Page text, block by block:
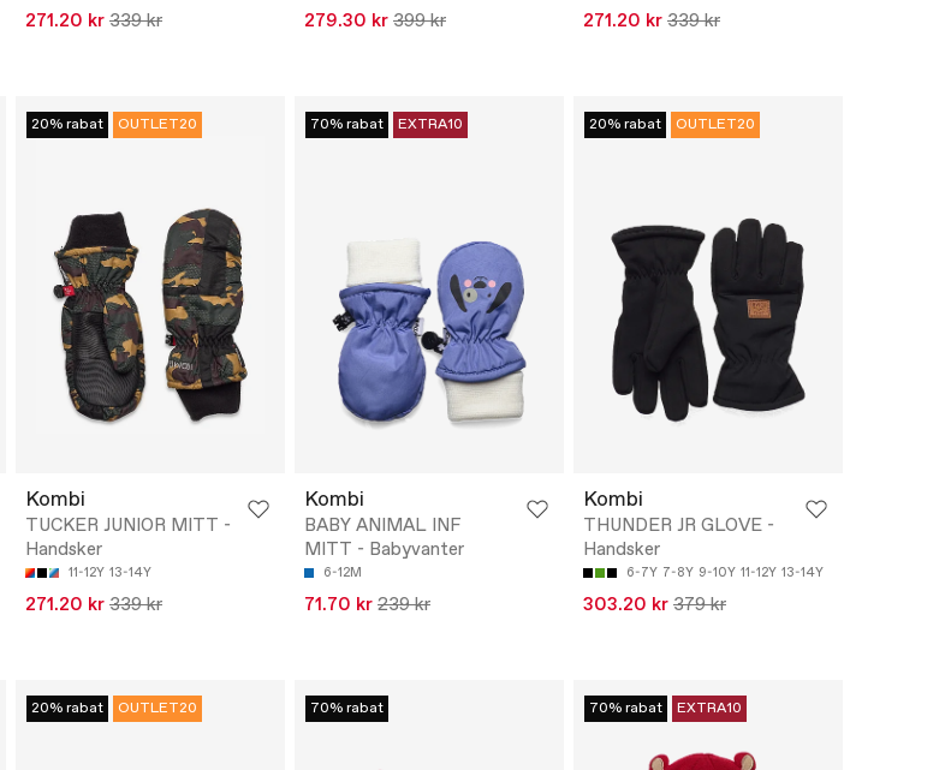
271.20 kr 339 kr 279.30 kr 399 kr 271.20 kr 339 kr
20% rabat OUTLET20
Kombi
TUCKER JUNIOR MITT -
Handsker
11-12Y 13-14Y
271.20 kr 339 kr
70% rabat EXTRA10
Kombi
BABY ANIMAL INF
MITT - Babyvanter
6-12M
71.70 kr 239 kr
20% rabat OUTLET20
Kombi
THUNDER JR GLOVE -
Handsker
6-7Y 7-8Y 9-10Y 11-12Y 13-14Y
303.20 kr 379 kr
20% rabat OUTLET20 70% rabat 70% rabat EXTRA10